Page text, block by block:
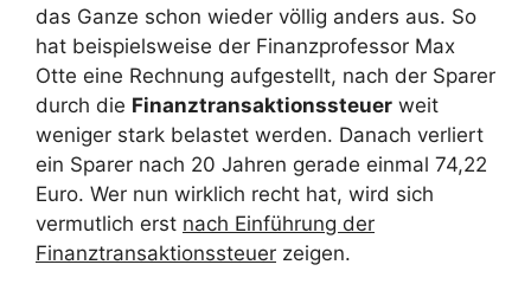
das Ganze schon wieder völlig anders aus. So
hat beispielsweise der Finanzprofessor Max
Otte eine Rechnung aufgestellt, nach der Sparer
durch die Finanztransaktionssteuer weit
weniger stark belastet werden. Danach verliert
ein Sparer nach 20 Jahren gerade einmal 74,22
Euro. Wer nun wirklich recht hat, wird sich
vermutlich erst nach Einführung der
Finanztransaktionssteuer zeigen.